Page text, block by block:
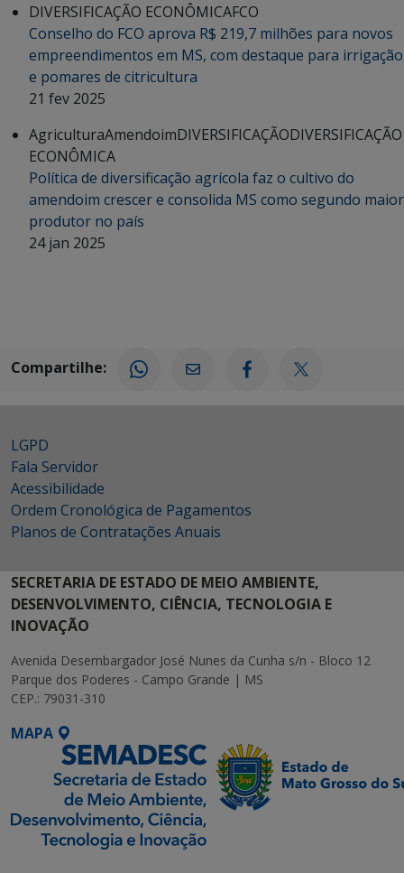
DIVERSIFICAÇÃO ECONÔMICAFCO
Conselho do FCO aprova R$ 219,7 milhões para novos
empreendimentos em MS, com destaque para irrigação
e pomares de citricultura
21 fev 2025
AgriculturaAmendoimDIVERSIFICAÇÃODIVERSIFICAÇÃO
ECONÔMICA
Política de diversificação agrícola faz o cultivo do
amendoim crescer e consolida MS como segundo maior
produtor no país
24 jan 2025
Compartilhe:
LGPD
Fala Servidor
Acessibilidade
Ordem Cronológica de Pagamentos
Planos de Contratações Anuais
SECRETARIA DE ESTADO DE MEIO AMBIENTE,
DESENVOLVIMENTO, CIÊNCIA, TECNOLOGIA E
INOVAÇÃO
Avenida Desembargador José Nunes da Cunha s/n - Bloco 12
Parque dos Poderes - Campo Grande | MS
CEP.: 79031-310
MAPA